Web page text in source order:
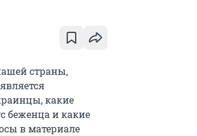
страны,
какие
беженца и какие
в материале